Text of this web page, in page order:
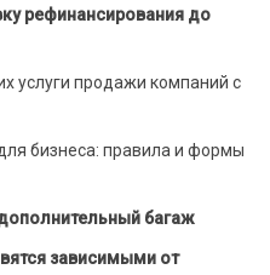
рефинансирования до
услуги продажи компаний с
бизнеса: правила и формы
багаж
зависимыми от